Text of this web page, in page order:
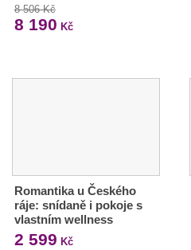
8 506 Kč
8 190 Kč
Romantika u Českého
ráje: snídaně i pokoje s
vlastním wellness
2 599 Kč